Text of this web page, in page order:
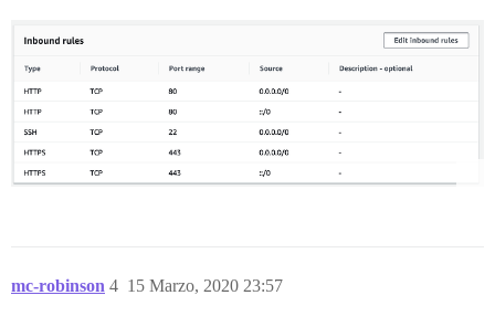
mc-robinson 15 Marzo, 2020 23:57
4